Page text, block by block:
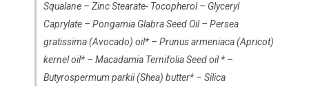
Squalane – Zinc Stearate- Tocopherol – Glyceryl
Caprylate – Pongamia Glabra Seed Oil – Persea
gratissima (Avocado) oil* – Prunus armeniaca (Apricot)
kernel oil* – Macadamia Ternifolia Seed oil * –
Butyrospermum parkii (Shea) butter* – Silica